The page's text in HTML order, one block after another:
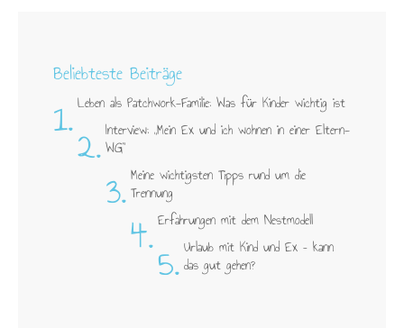
Beliebteste Beiträge
1. Leben als Patchwork-Familie: Was für Kinder wichtig ist
2. Interview: „Mein Ex und ich wohnen in einer Eltern-
WG"
3. Meine wichtigsten Tipps rund um die
Trennung
4. Erfahrungen mit dem Nestmodell
5. Urlaub mit Kind und Ex – kann
das gut gehen?